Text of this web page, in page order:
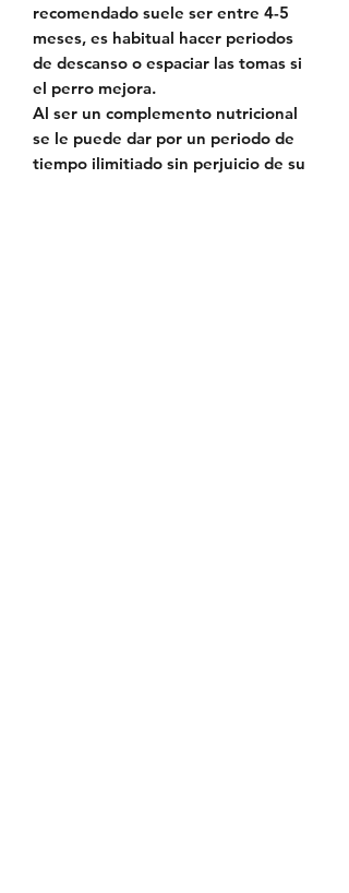
recomendado suele ser entre 4-5
meses, es habitual hacer periodos
de descanso o espaciar las tomas si
el perro mejora.
Al ser un complemento nutricional
se le puede dar por un periodo de
tiempo ilimitiado sin perjuicio de su